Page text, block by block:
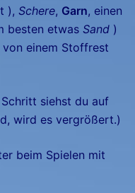
), Schere, Garn, einen
besten etwas Sand )
einem Stoffrest
siehst du auf
wird es vergrößert.)
beim Spielen mit